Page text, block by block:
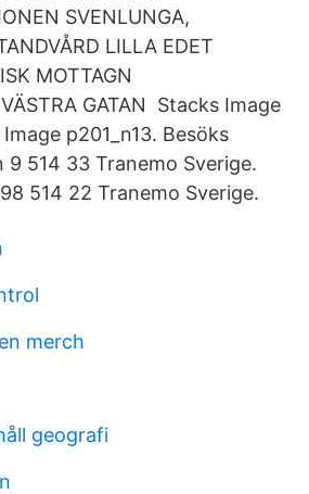
SVENLUNGA,
LILLA EDET
MOTTAGN
GATAN Stacks Image
p201_n13. Besöks
9 514 33 Tranemo Sverige.
514 22 Tranemo Sverige.
merch
geografi